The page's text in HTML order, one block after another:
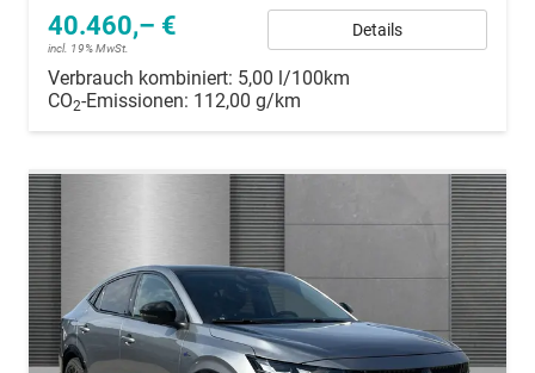
40.460,– €
incl. 19% MwSt.
Details
Verbrauch kombiniert: 5,00 l/100km
CO2-Emissionen: 112,00 g/km